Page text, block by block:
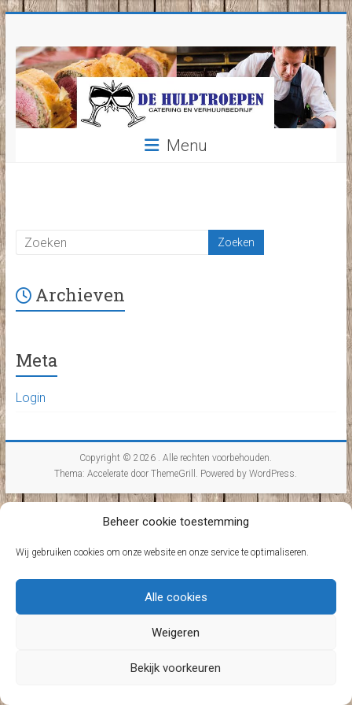
Beheer cookie toestemming
Wij gebruiken cookies om onze website en onze service te optimaliseren.
Alle cookies
Weigeren
Bekijk voorkeuren
Ga
naar
inhoud
Menu
Archieven
Meta
Login
Copyright © 2026 . Alle rechten voorbehouden.
Thema:Accelerate door ThemeGrill. Powered byWordPress.